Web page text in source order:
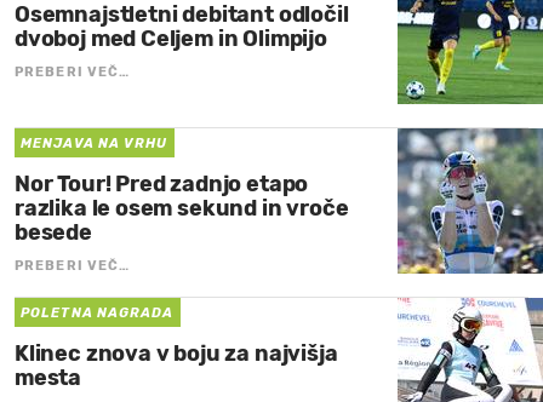
Osemnajstletni debitant odločil
dvoboj med Celjem in Olimpijo
PREBERI VEČ…
MENJAVA NA VRHU
Nor Tour! Pred zadnjo etapo
razlika le osem sekund in vroče
besede
PREBERI VEČ…
POLETNA NAGRADA
Klinec znova v boju za najvišja
mesta